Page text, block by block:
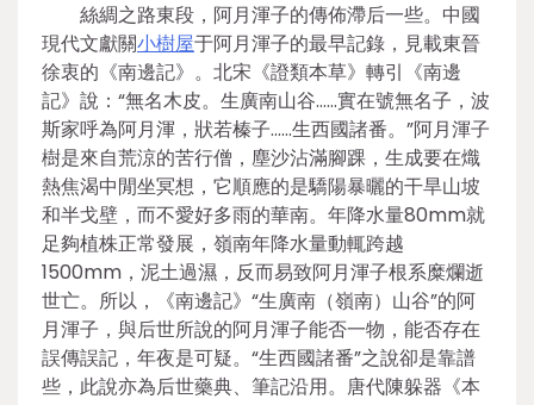
絲綢之路東段，阿月渾子的傳佈滯后一些。中國
現代文獻關小樹屋于阿月渾子的最早記錄，見載東晉
徐衷的《南邊記》。北宋《證類本草》轉引《南邊
記》說：“無名木皮。生廣南山谷……實在號無名子，波
斯家呼為阿月渾，狀若榛子……生西國諸番。”阿月渾子
樹是來自荒涼的苦行僧，塵沙沾滿腳踝，生成要在熾
熱焦渴中閒坐冥想，它順應的是驕陽暴曬的干旱山坡
和半戈壁，而不愛好多雨的華南。年降水量80mm就
足夠植株正常發展，嶺南年降水量動輒跨越
1500mm，泥土過濕，反而易致阿月渾子根系糜爛逝
世亡。所以，《南邊記》“生廣南（嶺南）山谷”的阿
月渾子，與后世所說的阿月渾子能否一物，能否存在
誤傳誤記，年夜是可疑。“生西國諸番”之說卻是靠譜
些，此說亦為后世藥典、筆記沿用。唐代陳躲器《本